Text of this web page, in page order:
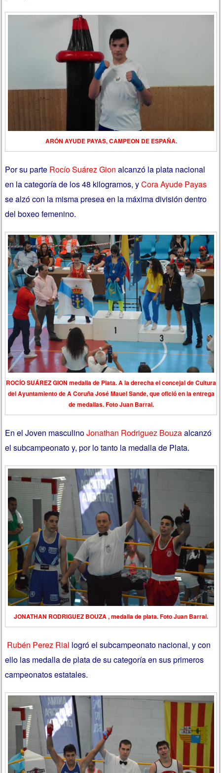
ARÓN AYUDE PAYAS, CAMPEON DE ESPAÑA.
Por su parte Rocío Suárez Gion alcanzó la plata nacional
en la categoría de los 48 kilogramos, yCora Ayude Payas
se alzó con la misma presea en la máxima división dentro
del boxeo femenino.
ROCÍO SUÁREZ GION medalla de Plata. A la derecha el concejal de Cultura
del Ayuntamiento de A Coruña José Mauel Sande, que ofició en la entrega
de medallas. Foto Juan Barral.
En el Joven masculinoJonathan Rodriguez Bouzaalcanzó
el subcampeonato y, por lo tanto la medalla de Plata.
JONATHAN RODRIGUEZ BOUZA , medalla de plata. Foto Juan Barral.
Rubén Perez Rial logró el subcampeonato nacional, y con
ello las medalla de plata de su categoría en sus primeros
campeonatos estatales.